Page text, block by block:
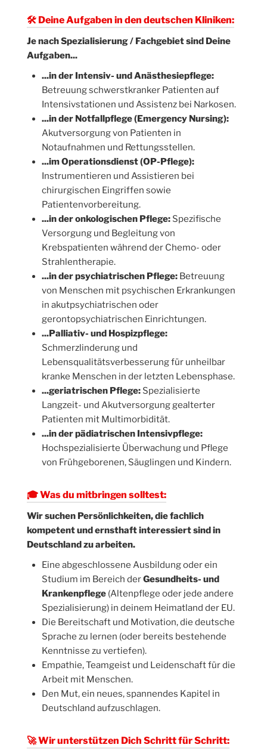
🛠 Deine Aufgaben in den deutschen Kliniken:
Je nach Spezialisierung / Fachgebiet sind Deine
Aufgaben...
...in der Intensiv- und Anästhesiepflege:
Betreuung schwerstkranker Patienten auf
Intensivstationen und Assistenz bei Narkosen.
...in der Notfallpflege (Emergency Nursing):
Akutversorgung von Patienten in
Notaufnahmen und Rettungsstellen.
...im Operationsdienst (OP-Pflege):
Instrumentieren und Assistieren bei
chirurgischen Eingriffen sowie
Patientenvorbereitung.
...in der onkologischen Pflege: Spezifische
Versorgung und Begleitung von
Krebspatienten während der Chemo- oder
Strahlentherapie.
...in der psychiatrischen Pflege: Betreuung
von Menschen mit psychischen Erkrankungen
in akutpsychiatrischen oder
gerontopsychiatrischen Einrichtungen.
...Palliativ- und Hospizpflege:
Schmerzlinderung und
Lebensqualitätsverbesserung für unheilbar
kranke Menschen in der letzten Lebensphase.
...geriatrischen Pflege: Spezialisierte
Langzeit- und Akutversorgung gealterter
Patienten mit Multimorbidität.
...in der pädiatrischen Intensivpflege:
Hochspezialisierte Überwachung und Pflege
von Frühgeborenen, Säuglingen und Kindern.
🎓 Was du mitbringen solltest:
Wir suchen Persönlichkeiten, die fachlich
kompetent und ernsthaft interessiert sind in
Deutschland zu arbeiten.
Eine abgeschlossene Ausbildung oder ein
Studium im Bereich derGesundheits- und
Krankenpflege (Altenpflege oder jede andere
Spezialisierung) in deinem Heimatland der EU.
Die Bereitschaft und Motivation, die deutsche
Sprache zu lernen (oder bereits bestehende
Kenntnisse zu vertiefen).
Empathie, Teamgeist und Leidenschaft für die
Arbeit mit Menschen.
Den Mut, ein neues, spannendes Kapitel in
Deutschland aufzuschlagen.
🚀 Wir unterstützen Dich Schritt für Schritt: